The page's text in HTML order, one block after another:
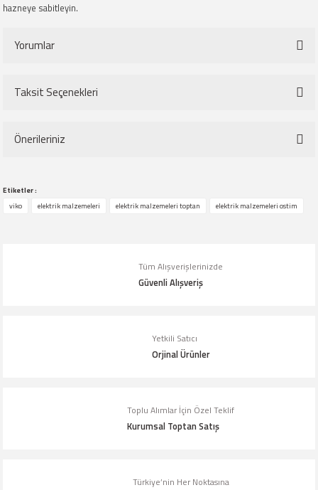
hazneye sabitleyin.
Yorumlar
Taksit Seçenekleri
Önerileriniz
Bu ürünün fiyat bilgisi, resim, ürün açıklamalarında ve diğer konularda
yetersiz gördüğünüz noktaları öneri formunu kullanarak tarafımıza
Ürün resmi kalitesiz, bozuk veya görüntülenemiyor.
Ürün fiyatı diğer sitelerden daha pahalı.
Etiketler :
viko
elektrik malzemeleri elektrik malzemeleri toptan elektrik malzemeleri ostim
Tüm Alışverişlerinizde
Güvenli Alışveriş
Yetkili Satıcı
Orjinal Ürünler
Toplu Alımlar İçin Özel Teklif
Kurumsal Toptan Satış
Türkiye’nin Her Noktasına